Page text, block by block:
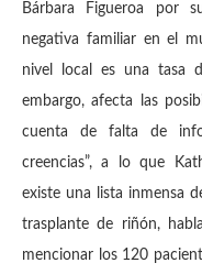
Bárbara Figueroa por
negativa familiar en el
nivel local es una tasa
embargo, afecta las
cuenta de falta de
creencias”, a lo que
existe una lista inmensa
trasplante de riñón,
mencionar los 120